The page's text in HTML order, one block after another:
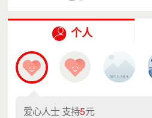
个人
爱心人士 支持5元